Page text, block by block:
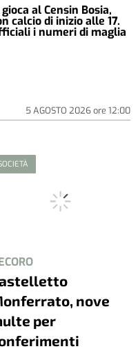
gioca al Censin Bosia,
calcio di inizio alle 17.
i numeri di maglia
5 AGOSTO 2026ore 12:00
nove
per